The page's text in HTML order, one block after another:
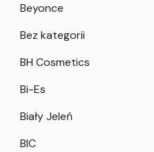
Beyonce
Bez kategorii
BH Cosmetics
Bi-Es
Biały Jeleń
BIC